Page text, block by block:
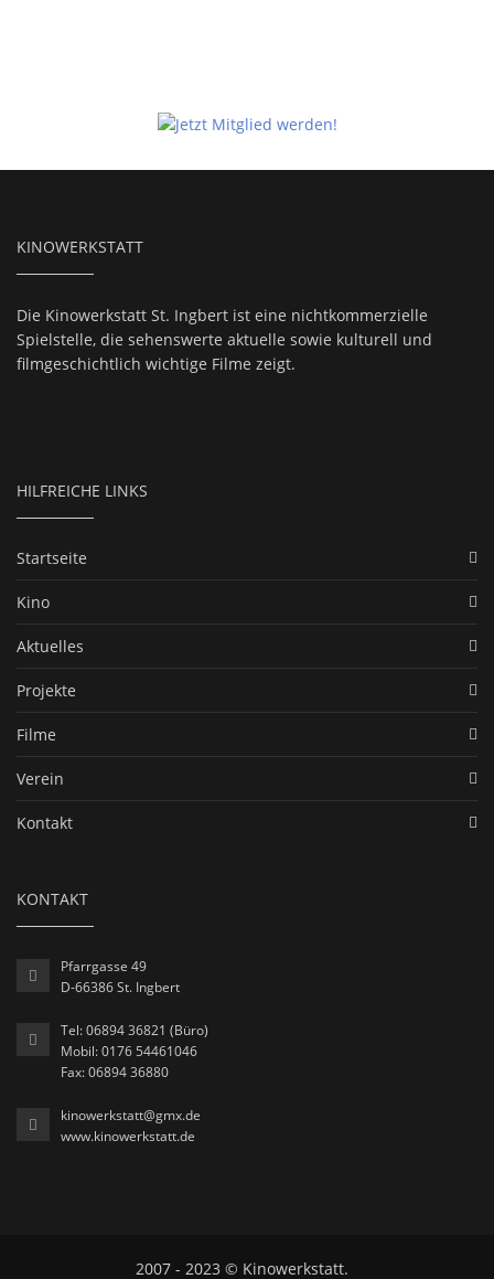
KINOWERKSTATT
Die Kinowerkstatt St. Ingbert ist eine nichtkommerzielle
Spielstelle, die sehenswerte aktuelle sowie kulturell und
filmgeschichtlich wichtige Filme zeigt.
HILFREICHE LINKS
Startseite
Kino
Aktuelles
Projekte
Filme
Verein
Kontakt
KONTAKT
Pfarrgasse 49
D-66386 St. Ingbert
Tel: 06894 36821 (Büro)
Mobil: 0176 54461046
Fax: 06894 36880
kinowerkstatt@gmx.de
www.kinowerkstatt.de
2007 - 2023 © Kinowerkstatt.